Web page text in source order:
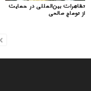
تظاهرات بین‌المللی در حمایت
از توماج صالحی